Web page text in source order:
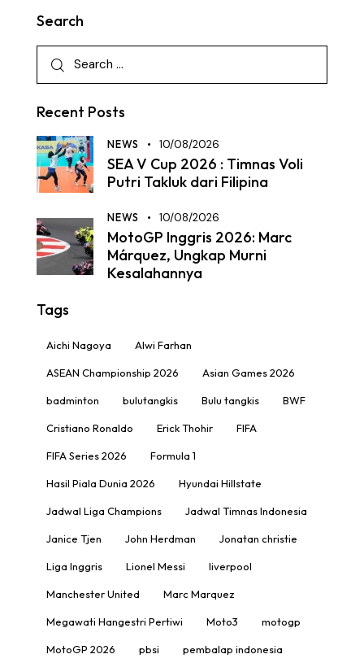
Search
Recent Posts
NEWS 10/08/2026
SEA V Cup 2026 : Timnas Voli
Putri Takluk dari Filipina
NEWS 10/08/2026
MotoGP Inggris 2026: Marc
Márquez, Ungkap Murni
Kesalahannya
Tags
Aichi Nagoya Alwi Farhan
ASEAN Championship 2026 Asian Games 2026
badminton bulutangkis Bulu tangkis BWF
Cristiano Ronaldo Erick Thohir FIFA
FIFA Series 2026 Formula 1
Hasil Piala Dunia 2026 Hyundai Hillstate
Jadwal Liga Champions Jadwal Timnas Indonesia
Janice Tjen John Herdman Jonatan christie
Liga Inggris Lionel Messi liverpool
Manchester United Marc Marquez
Megawati Hangestri Pertiwi Moto3 motogp
MotoGP 2026 pbsi pembalap indonesia